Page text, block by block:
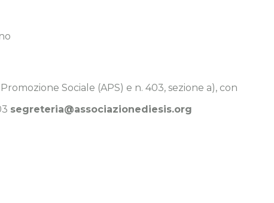
Sociale (APS) e n. 403, sezione a), con
segreteria@associazionediesis.org